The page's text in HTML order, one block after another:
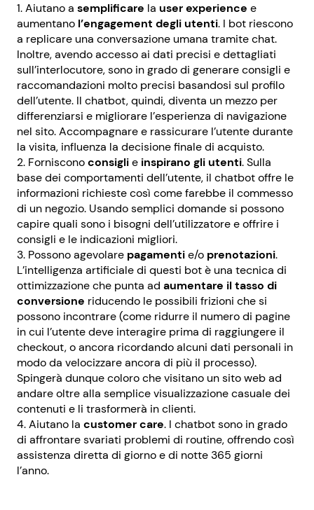
Aiutano a semplificare la userexperience e
aumentano l’engagement degli utenti. I bot riescono
a replicare una conversazione umana tramite chat.
Inoltre, avendo accesso ai dati precisi e dettagliati
sull’interlocutore, sono in grado di generare consigli e
raccomandazioni molto precisi basandosi sul profilo
dell’utente. Il chatbot, quindi, diventa un mezzo per
differenziarsi e migliorare l’esperienza di navigazione
nel sito. Accompagnare e rassicurare l’utente durante
la visita, influenza la decisione finale di acquisto.
Fornisconoconsiglie inspirano gliutenti. Sulla
base dei comportamenti dell’utente, il chatbot offre le
informazioni richieste così come farebbe il commesso
di un negozio. Usando semplici domande si possono
capire quali sono i bisogni dell’utilizzatore e offrire i
consigli e le indicazioni migliori.
Possono agevolare pagamentie/o prenotazioni.
L’intelligenza artificiale di questi bot è una tecnica di
ottimizzazione che punta ad aumentare il tasso di
conversione riducendo le possibili frizioni che si
possono incontrare (come ridurre il numero di pagine
in cui l’utente deve interagire prima di raggiungere il
checkout, o ancora ricordando alcuni dati personali in
modo da velocizzare ancora di più il processo).
Spingerà dunque coloro che visitano un sito web ad
andare oltre alla semplice visualizzazione casuale dei
contenuti e li trasformerà in clienti.
Aiutano la customercare. I chatbot sono in grado
di affrontare svariati problemi di routine, offrendo così
assistenza diretta di giorno e di notte 365 giorni
l’anno.